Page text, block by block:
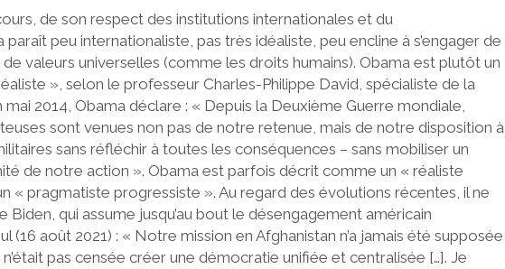
de son respect des institutions internationales et du
peu internationaliste, pas très idéaliste, peu encline à s’engager de
valeurs universelles (comme les droits humains). Obama est plutôt un
», selon le professeur Charles-Philippe David, spécialiste de la
2014, Obama déclare : « Depuis la Deuxième Guerre mondiale,
sont venues non pas de notre retenue, mais de notre disposition à
sans réfléchir à toutes les conséquences – sans mobiliser un
de notre action ». Obama est parfois décrit comme un « réaliste
« pragmatiste progressiste ». Au regard des évolutions récentes, il ne
qui assume jusqu’au bout le désengagement américain
(16 août 2021) : « Notre mission en Afghanistan n’a jamais été supposée
pas censée créer une démocratie unifiée et centralisée […]. Je